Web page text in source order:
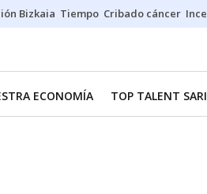
Bizkaia Tiempo Cribado cáncer
ECONOMÍA TOP TALENT